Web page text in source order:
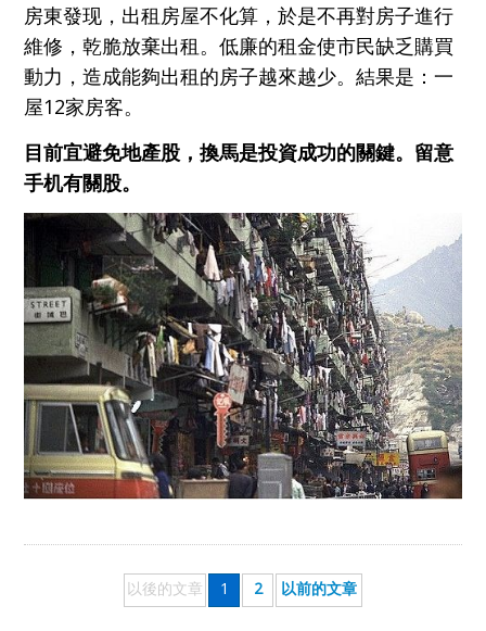
房東發现，出租房屋不化算，於是不再對房子進行
維修，乾脆放棄出租。低廉的租金使市民缺乏購買
動力，造成能夠出租的房子越來越少。結果是：一
屋12家房客。
目前宜避免地產股，換馬是投資成功的關鍵。留意
手机有關股。
以後的文章 1 2 以前的文章